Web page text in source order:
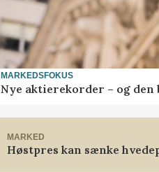
MARKEDSFOKUS
Nye aktierekorder – og
MARKED
Høstpres kan sænke